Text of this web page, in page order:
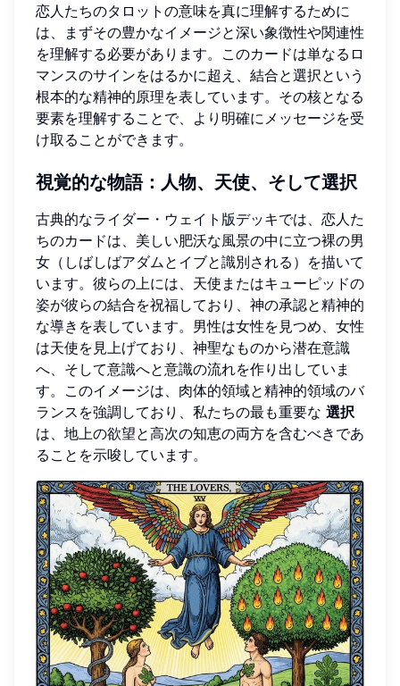
恋人たちのタロットの意味を真に理解するために
は、まずその豊かなイメージと深い象徴性や関連性
を理解する必要があります。このカードは単なるロ
マンスのサインをはるかに超え、結合と選択という
根本的な精神的原理を表しています。その核となる
要素を理解することで、より明確にメッセージを受
け取ることができます。
視覚的な物語：人物、天使、そして選択
古典的なライダー・ウェイト版デッキでは、恋人た
ちのカードは、美しい肥沃な風景の中に立つ裸の男
女（しばしばアダムとイブと識別される）を描いて
います。彼らの上には、天使またはキューピッドの
姿が彼らの結合を祝福しており、神の承認と精神的
な導きを表しています。男性は女性を見つめ、女性
は天使を見上げており、神聖なものから潜在意識
へ、そして意識へと意識の流れを作り出していま
す。このイメージは、肉体的領域と精神的領域のバ
ランスを強調しており、私たちの最も重要な 選択
は、地上の欲望と高次の知恵の両方を含むべきであ
ることを示唆しています。